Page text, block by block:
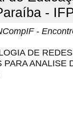
-
-
DE
PARA ANALISE